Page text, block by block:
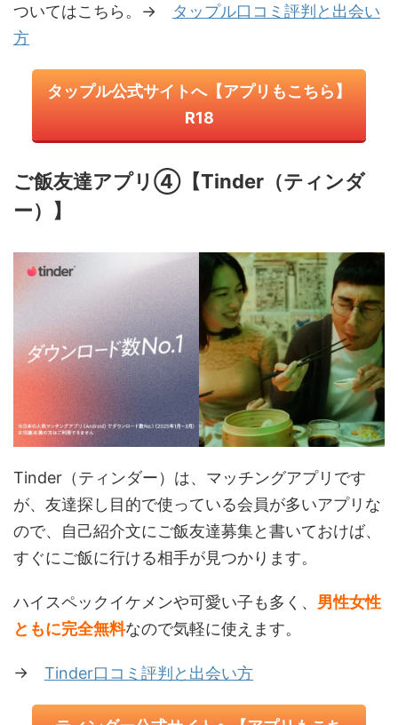
ついてはこちら。→ タップル口コミ評判と出会い
方
タップル公式サイトへ【アプリもこちら】
R18
ご飯友達アプリ④【Tinder（ティンダ
ー）】
Tinder（ティンダー）は、マッチングアプリです
が、友達探し目的で使っている会員が多いアプリな
ので、自己紹介文にご飯友達募集と書いておけば、
すぐにご飯に行ける相手が見つかります。
ハイスペックイケメンや可愛い子も多く、 男性女性
ともに完全無料なので気軽に使えます。
→ Tinder口コミ評判と出会い方